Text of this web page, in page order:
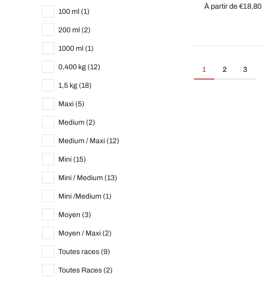
100 ml (1)
200 ml (2)
1000 ml (1)
0,400 kg (12)
1,5 kg (18)
Maxi (5)
Medium (2)
Medium / Maxi (12)
Mini (15)
Mini / Medium (13)
Mini /Medium (1)
Moyen (3)
Moyen / Maxi (2)
Toutes races (9)
Toutes Races (2)
À partir de €18,80
1 2 3